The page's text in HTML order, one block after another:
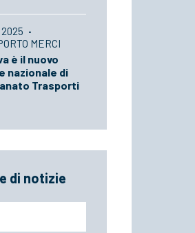
·
MERCI
è il nuovo
nazionale di
Trasporti
di notizie